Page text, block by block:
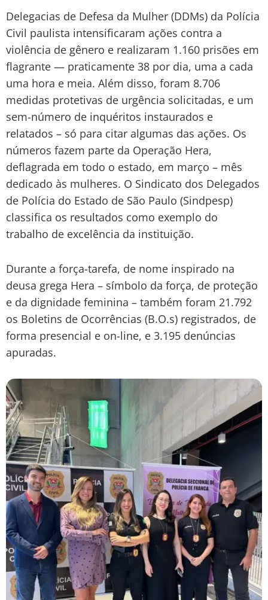
Delegacias de Defesa da Mulher (DDMs) da Polícia
Civil paulista intensificaram ações contra a
violência de gênero e realizaram 1.160 prisões em
flagrante — praticamente 38 por dia, uma a cada
uma hora e meia. Além disso, foram 8.706
medidas protetivas de urgência solicitadas, e um
sem-número de inquéritos instaurados e
relatados – só para citar algumas das ações. Os
números fazem parte da Operação Hera,
deflagrada em todo o estado, em março – mês
dedicado às mulheres. O Sindicato dos Delegados
de Polícia do Estado de São Paulo (Sindpesp)
classifica os resultados como exemplo do
trabalho de excelência da instituição.
Durante a força-tarefa, de nome inspirado na
deusa grega Hera – símbolo da força, de proteção
e da dignidade feminina – também foram 21.792
os Boletins de Ocorrências (B.O.s) registrados, de
forma presencial e on-line, e 3.195 denúncias
apuradas.